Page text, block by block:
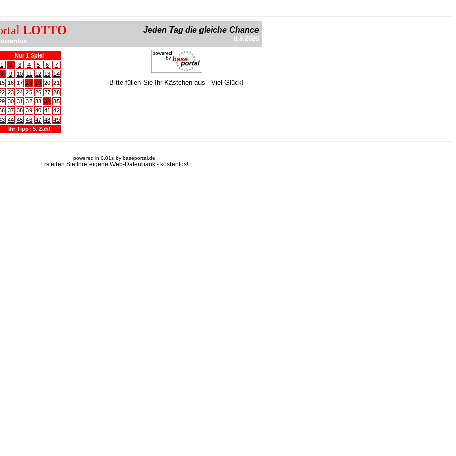
LOTTO Jeden Tag die gleiche Chance
8.8.2026
Nur 1 Spiel
1
2 3 4 5 6
7
8
9 10 11 12 13 14
16 17 18 19 20 21
23 24 25 26 27 28
30 31 32 33 34 35
37 38 39 40 41
42
44 45 46 47 48 49
Ihr Tipp: 5. Zahl
Bitte füllen Sie Ihr Kästchen aus - Viel Glück!
powered in 0.01s by baseportal.de
Erstellen Sie Ihre eigene Web-Datenbank - kostenlos!